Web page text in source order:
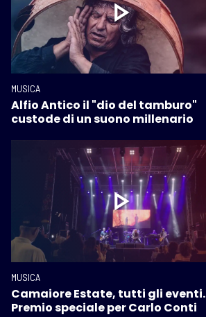
MUSICA
Alfio Antico il "dio del tamburo"
custode di un suono millenario
MUSICA
Camaiore Estate, tutti gli eventi.
Premio speciale per Carlo Conti